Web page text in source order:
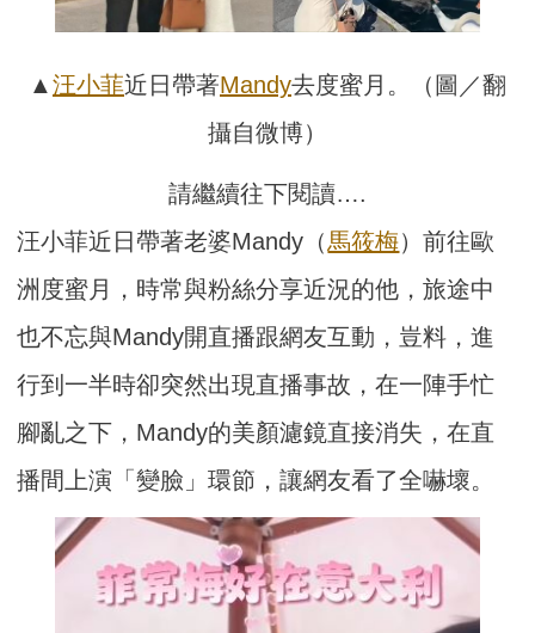
▲ 汪小菲近日帶著Mandy去度蜜月。（圖／翻
攝自微博）
請繼續往下閱讀….
汪小菲近日帶著老婆Mandy（馬筱梅）前往歐
洲度蜜月，時常與粉絲分享近況的他，旅途中
也不忘與Mandy開直播跟網友互動，豈料，進
行到一半時卻突然出現直播事故，在一陣手忙
腳亂之下，Mandy的美顏濾鏡直接消失，在直
播間上演「變臉」環節，讓網友看了全嚇壞。